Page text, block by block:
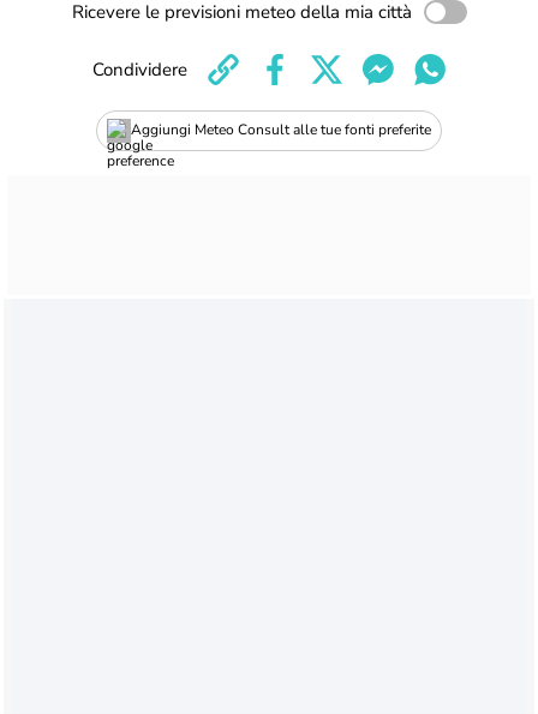
Ricevere le previsioni meteo della mia città
Aggiungi Meteo Consult alle tue fonti preferite
Condividere